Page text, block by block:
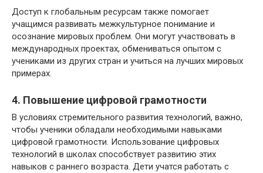
Доступ к глобальным ресурсам также помогает
учащимся развивать межкультурное понимание и
осознание мировых проблем. Они могут участвовать в
международных проектах, обмениваться опытом с
учениками из других стран и учиться на лучших мировых
примерах.
4. Повышение цифровой грамотности
В условиях стремительного развития технологий, важно,
чтобы ученики обладали необходимыми навыками
цифровой грамотности. Использование цифровых
технологий в школах способствует развитию этих
навыков с раннего возраста. Дети учатся работать с